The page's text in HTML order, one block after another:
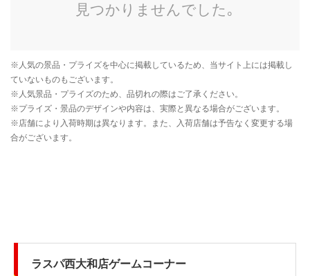
ラスパ西大和店ゲームコーナー